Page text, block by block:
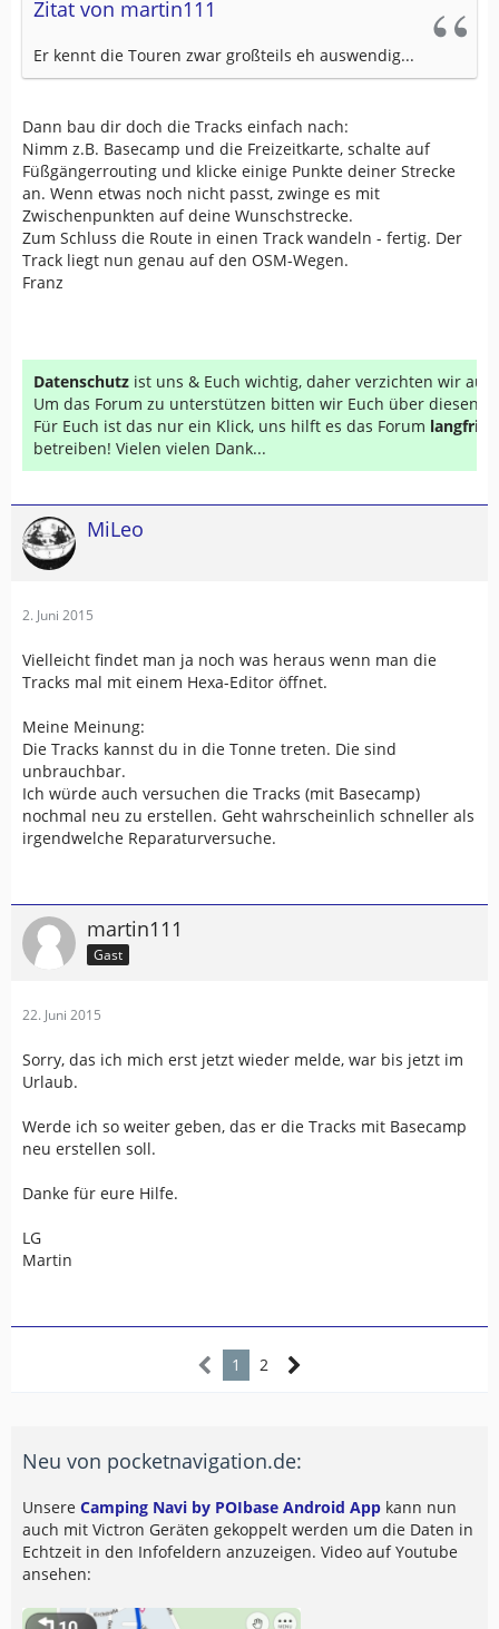
Zitat von martin111
Er kennt die Touren zwar großteils eh auswendig...
Dann bau dir doch die Tracks einfach nach:
Nimm z.B. Basecamp und die Freizeitkarte, schalte auf
Füßgängerrouting und klicke einige Punkte deiner Strecke
an. Wenn etwas noch nicht passt, zwinge es mit
Zwischenpunkten auf deine Wunschstrecke.
Zum Schluss die Route in einen Track wandeln - fertig. Der
Track liegt nun genau auf den OSM-Wegen.
Franz
Datenschutz ist uns & Euch wichtig, daher verzichten wir auf
Um das Forum zu unterstützen bitten wir Euch über diesen
Für Euch ist das nur ein Klick, uns hilft es das Forum
betreiben! Vielen vielen Dank...
MiLeo
2. Juni 2015
Vielleicht findet man ja noch was heraus wenn man die
Tracks mal mit einem Hexa-Editor öffnet.
Meine Meinung:
Die Tracks kannst du in die Tonne treten. Die sind
unbrauchbar.
Ich würde auch versuchen die Tracks (mit Basecamp)
nochmal neu zu erstellen. Geht wahrscheinlich schneller als
irgendwelche Reparaturversuche.
martin111
Gast
22. Juni 2015
Sorry, das ich mich erst jetzt wieder melde, war bis jetzt im
Urlaub.
Werde ich so weiter geben, das er die Tracks mit Basecamp
neu erstellen soll.
Danke für eure Hilfe.
LG
Martin
1 2
Neu von pocketnavigation.de:
Unsere Camping Navi by POIbase Android App kann nun
auch mit Victron Geräten gekoppelt werden um die Daten in
Echtzeit in den Infofeldern anzuzeigen. Video auf Youtube
ansehen: